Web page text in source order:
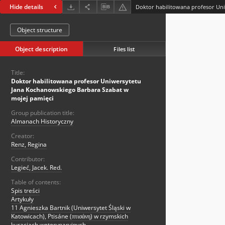
Hide details
Object structure
Object description Files list
Title:
Doktor habilitowana profesor Uniwersytetu
Jana Kochanowskiego Barbara Szabat w
mojej pamięci
Group publication title:
Almanach Historyczny
Creator:
Renz, Regina
Contributor:
Legieć, Jacek. Red.
Table of contents:
Spis treści
Artykuły
11 Agnieszka Bartnik (Uniwersytet Śląski w
Katowicach), Ptisáne (πτισάνη) w rzymskich